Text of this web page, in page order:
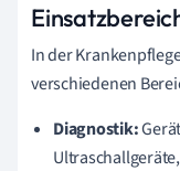
In der
verschiedenen
Diagnostik: